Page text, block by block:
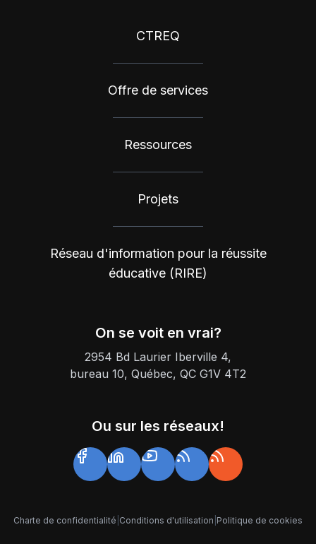
CTREQ
Offre de services
Ressources
Projets
Réseau d'information pour la réussite
éducative (RIRE)
On se voit en vrai?
2954 Bd Laurier Iberville 4,
bureau 10, Québec, QC G1V 4T2
Ou sur les réseaux!
Charte de confidentialité Conditions d'utilisation Politique de cookies